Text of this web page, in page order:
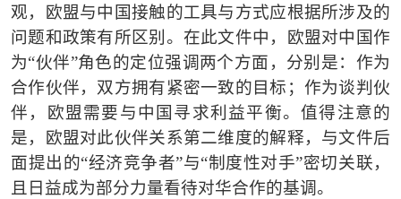
观，欧盟与中国接触的工具与方式应根据所涉及的
问题和政策有所区别。在此文件中，欧盟对中国作
为“伙伴”角色的定位强调两个方面，分别是：作为
合作伙伴，双方拥有紧密一致的目标；作为谈判伙
伴，欧盟需要与中国寻求利益平衡。值得注意的
是，欧盟对此伙伴关系第二维度的解释，与文件后
面提出的“经济竞争者”与“制度性对手”密切关联，
且日益成为部分力量看待对华合作的基调。